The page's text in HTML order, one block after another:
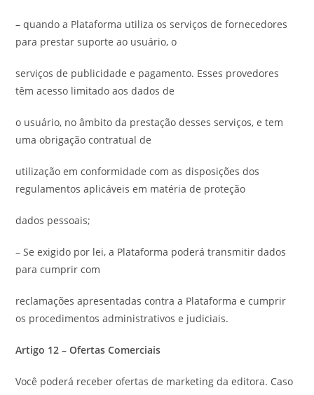
– quando a Plataforma utiliza os serviços de fornecedores
para prestar suporte ao usuário, o
serviços de publicidade e pagamento. Esses provedores
têm acesso limitado aos dados de
o usuário, no âmbito da prestação desses serviços, e tem
uma obrigação contratual de
utilização em conformidade com as disposições dos
regulamentos aplicáveis ​​em matéria de proteção
dados pessoais;
– Se exigido por lei, a Plataforma poderá transmitir dados
para cumprir com
reclamações apresentadas contra a Plataforma e cumprir
os procedimentos administrativos e judiciais.
Artigo 12 – Ofertas Comerciais
Você poderá receber ofertas de marketing da editora. Caso